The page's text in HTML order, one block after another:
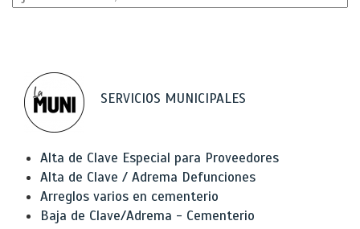
SERVICIOS MUNICIPALES
Alta de Clave Especial para Proveedores
Alta de Clave / Adrema Defunciones
Arreglos varios en cementerio
Baja de Clave/Adrema - Cementerio